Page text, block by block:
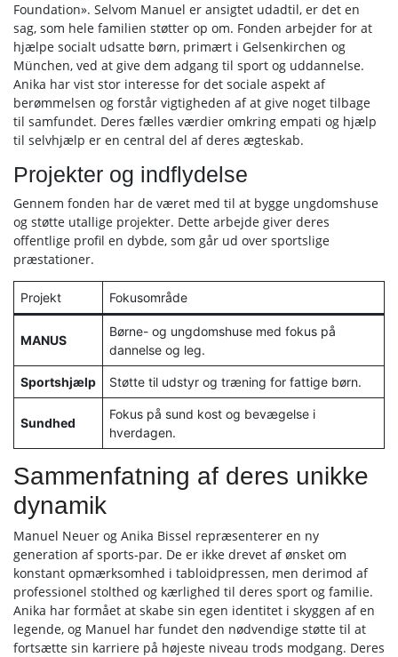
Foundation». Selvom Manuel er ansigtet udadtil, er det en
sag, som hele familien støtter op om. Fonden arbejder for at
hjælpe socialt udsatte børn, primært i Gelsenkirchen og
München, ved at give dem adgang til sport og uddannelse.
Anika har vist stor interesse for det sociale aspekt af
berømmelsen og forstår vigtigheden af at give noget tilbage
til samfundet. Deres fælles værdier omkring empati og hjælp
til selvhjælp er en central del af deres ægteskab.
Projekter og indflydelse
Gennem fonden har de været med til at bygge ungdomshuse
og støtte utallige projekter. Dette arbejde giver deres
offentlige profil en dybde, som går ud over sportslige
præstationer.
Projekt Fokusområde
MANUS
Børne- og ungdomshuse med fokus på
dannelse og leg.
Sportshjælp Støtte til udstyr og træning for fattige børn.
Sundhed
Fokus på sund kost og bevægelse i
hverdagen.
Sammenfatning af deres unikke
dynamik
Manuel Neuer og Anika Bissel repræsenterer en ny
generation af sports-par. De er ikke drevet af ønsket om
konstant opmærksomhed i tabloidpressen, men derimod af
professionel stolthed og kærlighed til deres sport og familie.
Anika har formået at skabe sin egen identitet i skyggen af en
legende, og Manuel har fundet den nødvendige støtte til at
fortsætte sin karriere på højeste niveau trods modgang. Deres